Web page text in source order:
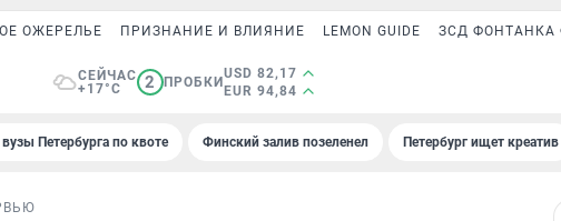
ОЖЕРЕЛЬЕ ПРИЗНАНИЕ И ВЛИЯНИЕ LEMON GUIDE ЗСД ФОНТАНКА
СЕЙЧАС
+17°C
2 ПРОБКИ
USD 82,17
EUR 94,84
Петербурга по квоте Финский залив позеленел Петербург ищет креатив